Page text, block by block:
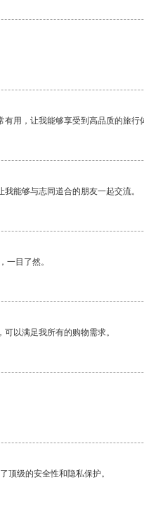
用，让我能够享受到高品质的旅行
能够与志同道合的朋友一起交流。
一目了然。
以满足我所有的购物需求。
顶级的安全性和隐私保护。